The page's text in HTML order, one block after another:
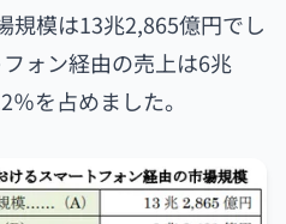
規模は13兆2,865億円でし
ォン経由の売上は6兆
を占めました。